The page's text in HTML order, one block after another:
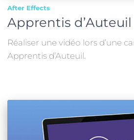
After Effects
Apprentis d’Auteuil
Réaliser une vidéo lors d’une
Apprentis d’Auteuil.